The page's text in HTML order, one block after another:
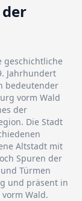
geschichtliche
Jahrhundert
bedeutender
vorm Wald
der
Die Stadt
Altstadt mit
Spuren der
Türmen
und präsent in
Wald.